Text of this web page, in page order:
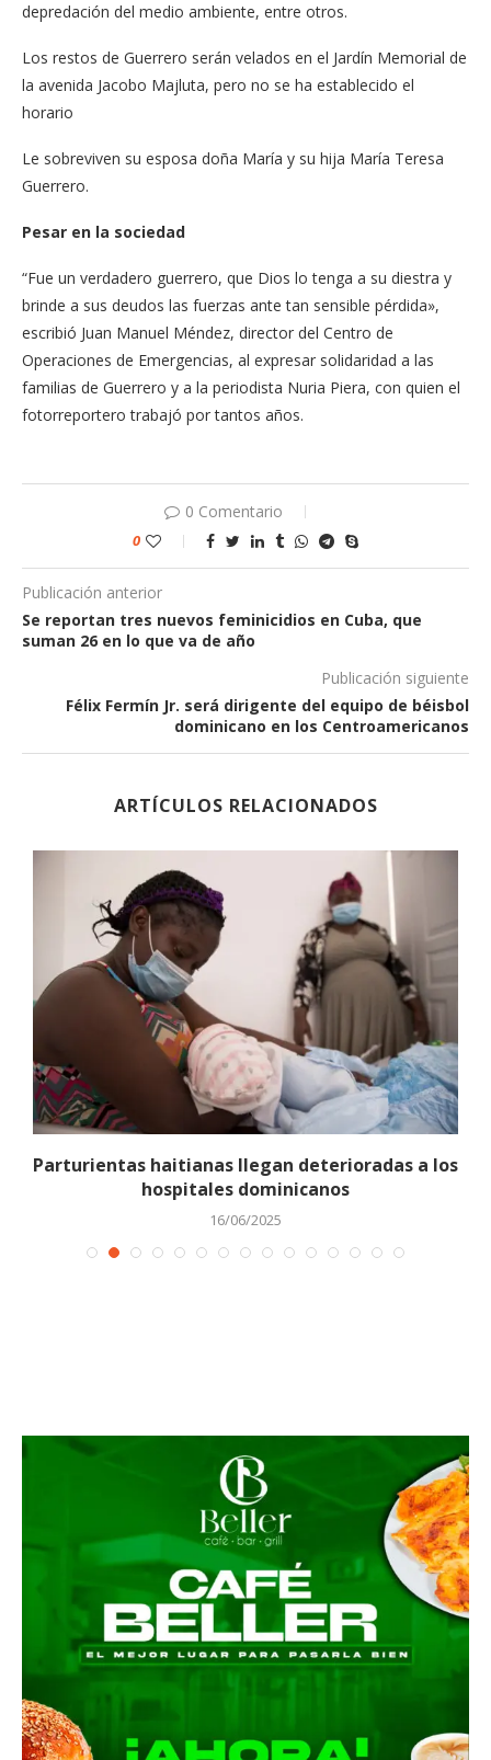
depredación del medio ambiente, entre otros.
Los restos de Guerrero serán velados en el Jardín Memorial de
la avenida Jacobo Majluta, pero no se ha establecido el
horario
Le sobreviven su esposa doña María y su hija María Teresa
Guerrero.
Pesar en la sociedad
“Fue un verdadero guerrero, que Dios lo tenga a su diestra y
brinde a sus deudos las fuerzas ante tan sensible pérdida»,
escribió Juan Manuel Méndez, director del Centro de
Operaciones de Emergencias, al expresar solidaridad a las
familias de Guerrero y a la periodista Nuria Piera, con quien el
fotorreportero trabajó por tantos años.
0 Comentario
0
Publicación anterior
Se reportan tres nuevos feminicidios en Cuba, que
suman 26 en lo que va de año
Publicación siguiente
Félix Fermín Jr. será dirigente del equipo de béisbol
dominicano en los Centroamericanos
ARTÍCULOS RELACIONADOS
Parturientas haitianas llegan deterioradas a los
hospitales dominicanos
16/06/2025